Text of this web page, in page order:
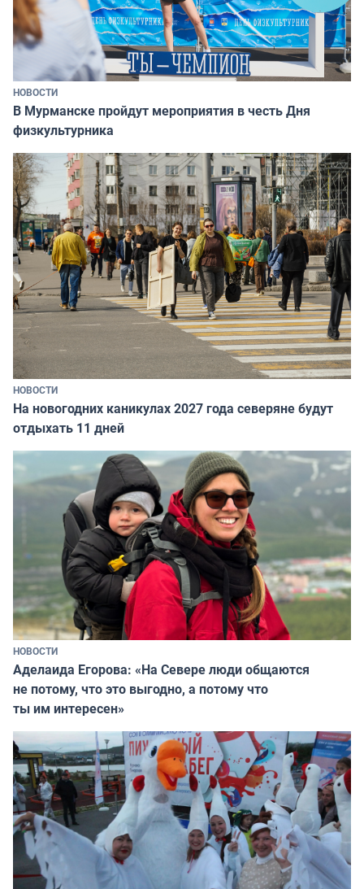
НОВОСТИ
В Мурманске пройдут мероприятия в честь Дня
физкультурника
НОВОСТИ
На новогодних каникулах 2027 года северяне будут
отдыхать 11 дней
НОВОСТИ
Аделаида Егорова: «На Севере люди общаются
не потому, что это выгодно, а потому что
ты им интересен»